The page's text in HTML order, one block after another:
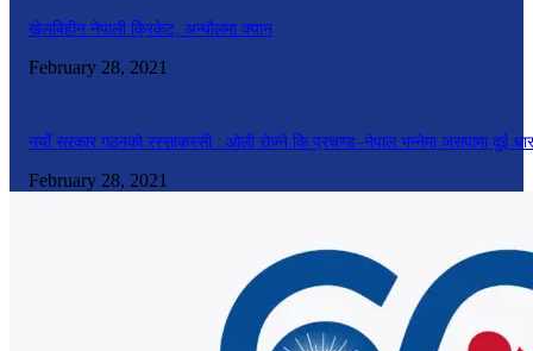
खेलबिहीन नेपाली क्रिकेट, अन्यौलमा क्यान
February 28, 2021
नयाँ सरकार गठनको रस्साकस्सी : ओली रोज्ने कि प्रचण्ड–नेपाल भन्नेमा जसपामा दुई धार
February 28, 2021